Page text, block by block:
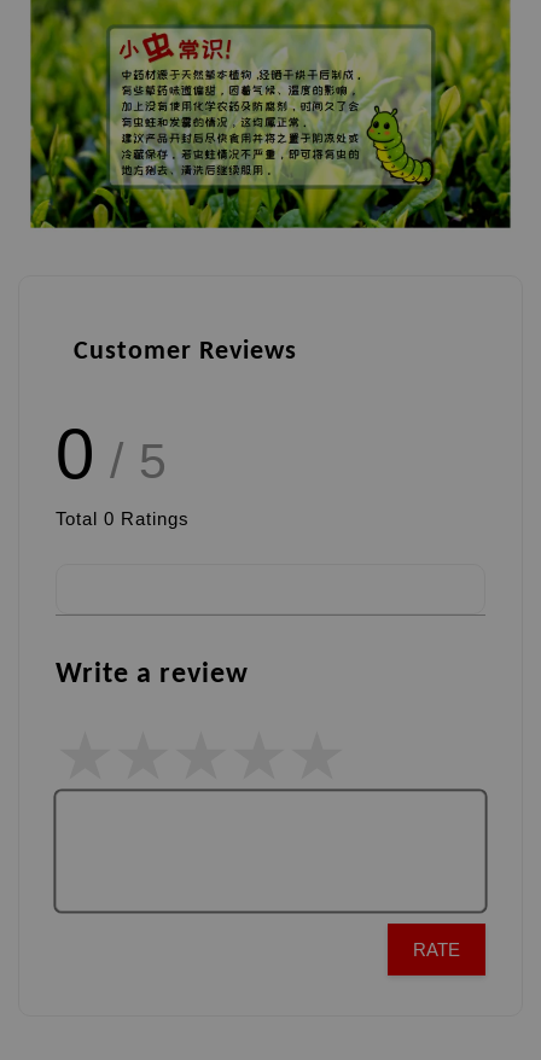
Customer Reviews
0 / 5
Total 0 Ratings
Write a review
RATE